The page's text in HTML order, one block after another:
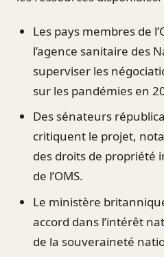
Les pays membres de
l’agence sanitaire des
superviser les
sur les pandémies en
Des sénateurs
critiquent le projet,
des droits de propriété
de l’OMS.
Le ministère
accord dans l’intérêt
de la souveraineté